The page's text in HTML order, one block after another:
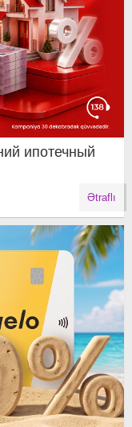
ипотечный
Ətraflı